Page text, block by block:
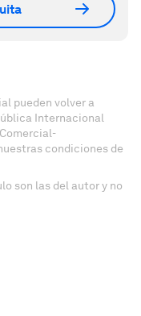
pueden volver a
Internacional
condiciones de
son las del autor y no